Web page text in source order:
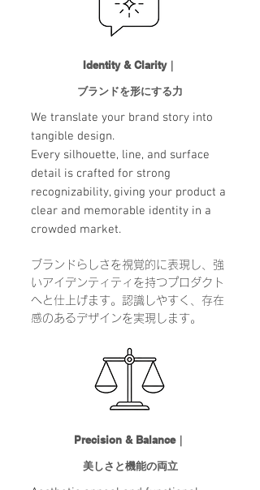
Identity & Clarity｜
ブランドを形にする力
We translate your brand story into
tangible design.
Every silhouette, line, and surface
detail is crafted for strong
recognizability, giving your product a
clear and memorable identity in a
crowded market.
ブランドらしさを視覚的に表現し、強
いアイデンティティを持つプロダクト
へと仕上げます。 認識しやすく、存在
感のあるデザインを実現します。
Precision & Balance｜
美しさと機能の両立